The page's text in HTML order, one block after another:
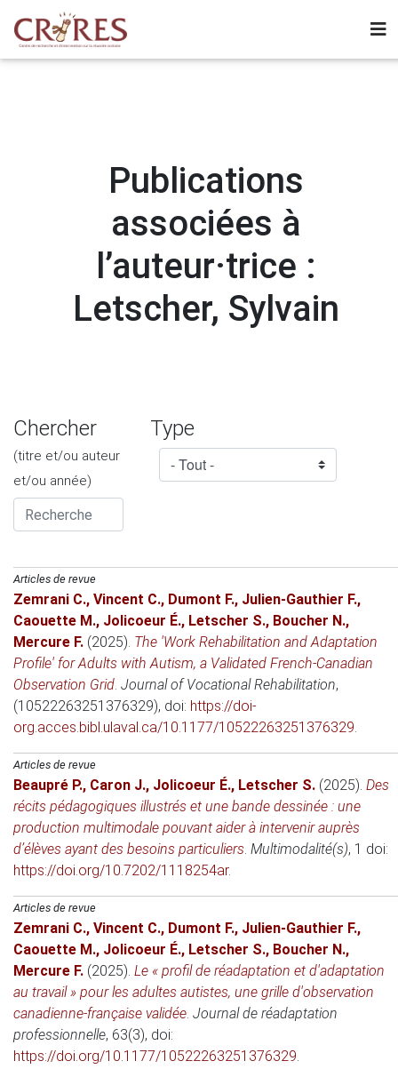
Publications
associées à
l’auteur·trice :
Letscher, Sylvain
Chercher
(titre et/ou auteur
et/ou année)
Type
Articles de revue
Zemrani C., Vincent C., Dumont F., Julien-Gauthier F.,
Caouette M., Jolicoeur É., Letscher S., Boucher N.,
Mercure F. (2025). The 'Work Rehabilitation and Adaptation
Profile' for Adults with Autism, a Validated French-Canadian
Observation Grid. Journal of Vocational Rehabilitation,
(10522263251376329), doi: https://doi-
org.acces.bibl.ulaval.ca/10.1177/10522263251376329.
Articles de revue
Beaupré P., Caron J., Jolicoeur É., Letscher S. (2025). Des
récits pédagogiques illustrés et une bande dessinée : une
production multimodale pouvant aider à intervenir auprès
d’élèves ayant des besoins particuliers. Multimodalité(s), 1 doi:
https://doi.org/10.7202/1118254ar.
Articles de revue
Zemrani C., Vincent C., Dumont F., Julien-Gauthier F.,
Caouette M., Jolicoeur É., Letscher S., Boucher N.,
Mercure F. (2025). Le « profil de réadaptation et d'adaptation
au travail » pour les adultes autistes, une grille d'observation
canadienne-française validée. Journal de réadaptation
professionnelle, 63(3), doi:
https://doi.org/10.1177/10522263251376329.